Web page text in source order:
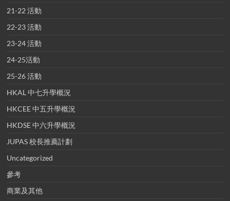
21-22 活動
22-23 活動
23-24 活動
24-25活動
25-26 活動
HKAL 中七升學概況
HKCEE 中五升學概況
HKDSE 中六升學概況
JUPAS 校長推薦計劃
Uncategorized
參考
商業及其他